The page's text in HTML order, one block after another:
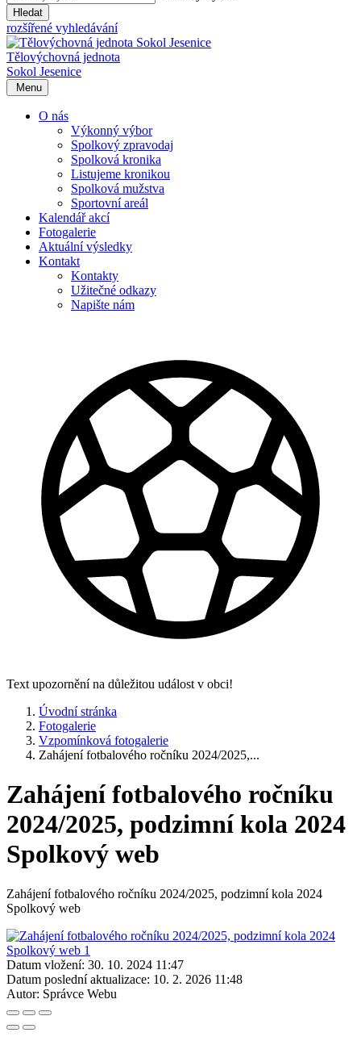
Hledat
rozšířené vyhledávání
Tělovýchovná jednota
Sokol Jesenice
Menu
O nás
Výkonný výbor
Spolkový zpravodaj
Spolková kronika
Listujeme kronikou
Spolková mužstva
Sportovní areál
Kalendář akcí
Fotogalerie
Aktuální výsledky
Kontakt
Kontakty
Užitečné odkazy
Napište nám
Text upozornění na důležitou událost v obci!
Úvodní stránka
Fotogalerie
Vzpomínková fotogalerie
Zahájení fotbalového ročníku 2024/2025,...
Zahájení fotbalového ročníku
2024/2025, podzimní kola 2024
Spolkový web
Zahájení fotbalového ročníku 2024/2025, podzimní kola 2024
Spolkový web
Datum vložení: 30. 10. 2024 11:47
Datum poslední aktualizace: 10. 2. 2026 11:48
Autor: Správce Webu